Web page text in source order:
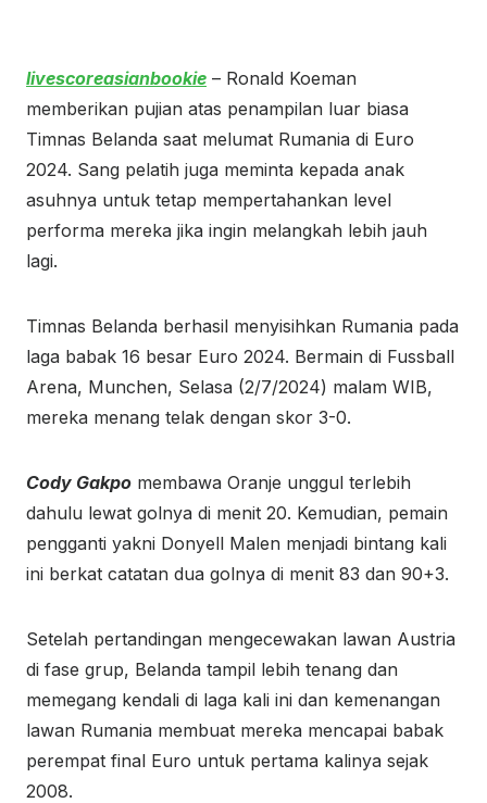
livescoreasianbookie – Ronald Koeman
memberikan pujian atas penampilan luar biasa
Timnas Belanda saat melumat Rumania di Euro
2024. Sang pelatih juga meminta kepada anak
asuhnya untuk tetap mempertahankan level
performa mereka jika ingin melangkah lebih jauh
lagi.
Timnas Belanda berhasil menyisihkan Rumania pada
laga babak 16 besar Euro 2024. Bermain di Fussball
Arena, Munchen, Selasa (2/7/2024) malam WIB,
mereka menang telak dengan skor 3-0.
Cody Gakpo membawa Oranje unggul terlebih
dahulu lewat golnya di menit 20. Kemudian, pemain
pengganti yakni Donyell Malen menjadi bintang kali
ini berkat catatan dua golnya di menit 83 dan 90+3.
Setelah pertandingan mengecewakan lawan Austria
di fase grup, Belanda tampil lebih tenang dan
memegang kendali di laga kali ini dan kemenangan
lawan Rumania membuat mereka mencapai babak
perempat final Euro untuk pertama kalinya sejak
2008.